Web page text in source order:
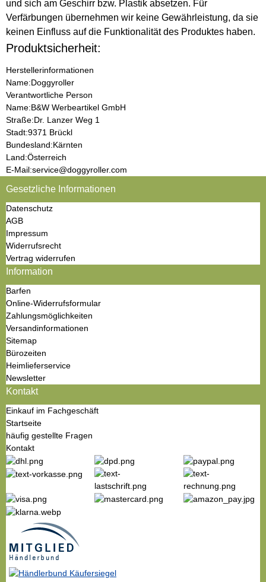
und sich am Geschirr bzw. Plastik absetzen. Für
Verfärbungen übernehmen wir keine Gewährleistung, da sie
keinen Einfluss auf die Funktionalität des Produktes haben.
Produktsicherheit:
Herstellerinformationen
Name:Doggyroller
Verantwortliche Person
Name:B&W Werbeartikel GmbH
Straße:Dr. Lanzer Weg 1
Stadt:9371 Brückl
Bundesland:Kärnten
Land:Österreich
E-Mail:service@doggyroller.com
Gesetzliche Informationen
Datenschutz
AGB
Impressum
Widerrufsrecht
Vertrag widerrufen
Information
Barfen
Online-Widerrufsformular
Zahlungsmöglichkeiten
Versandinformationen
Sitemap
Bürozeiten
Heimlieferservice
Newsletter
Kontakt
Einkauf im Fachgeschäft
Startseite
häufig gestellte Fragen
Kontakt